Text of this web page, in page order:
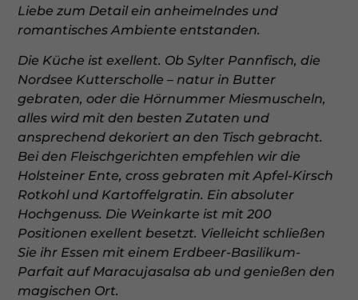
Liebe zum Detail ein anheimelndes und
romantisches Ambiente entstanden.
Die Küche ist exellent. Ob Sylter Pannfisch, die
Nordsee Kutterscholle – natur in Butter
gebraten, oder die Hörnummer Miesmuscheln,
alles wird mit den besten Zutaten und
ansprechend dekoriert an den Tisch gebracht.
Bei den Fleischgerichten empfehlen wir die
Holsteiner Ente, cross gebraten mit Apfel-Kirsch
Rotkohl und Kartoffelgratin. Ein absoluter
Hochgenuss. Die Weinkarte ist mit 200
Positionen exellent besetzt. Vielleicht schließen
Sie ihr Essen mit einem Erdbeer-Basilikum-
Parfait auf Maracujasalsa ab und genießen den
magischen Ort.